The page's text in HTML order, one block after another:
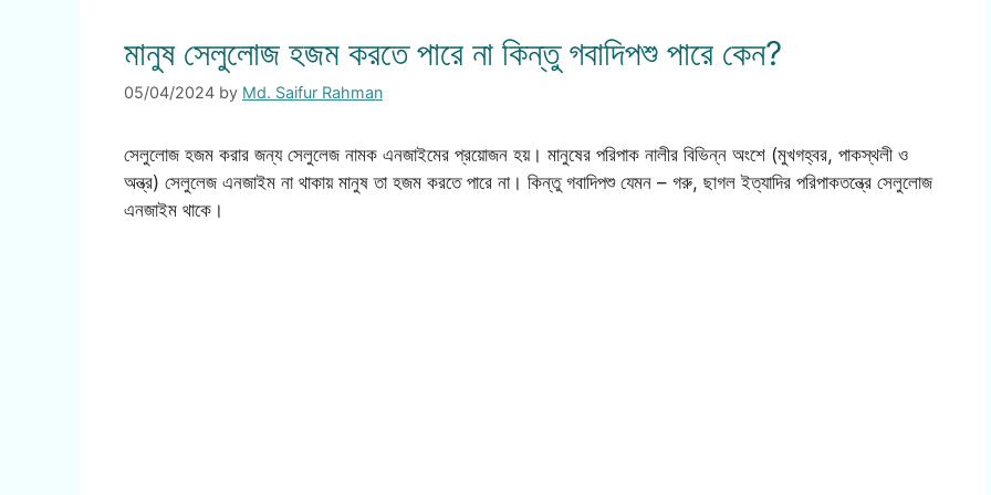
মানুষ সেলুলোজ হজম করতে পারে না কিন্তু গবাদিপশু পারে কেন?
05/04/2024 by Md. Saifur Rahman
সেলুলোজ হজম করার জন্য সেলুলেজ নামক এনজাইমের প্রয়োজন হয়। মানুষের পরিপাক নালীর বিভিন্ন অংশে (মুখগহ্বর, পাকস্থলী ও
অন্ত্র) সেলুলেজ এনজাইম না থাকায় মানুষ তা হজম করতে পারে না। কিন্তু গবাদিপশু যেমন – গরু, ছাগল ইত্যাদির পরিপাকতন্ত্রে সেলুলোজ
এনজাইম থাকে।